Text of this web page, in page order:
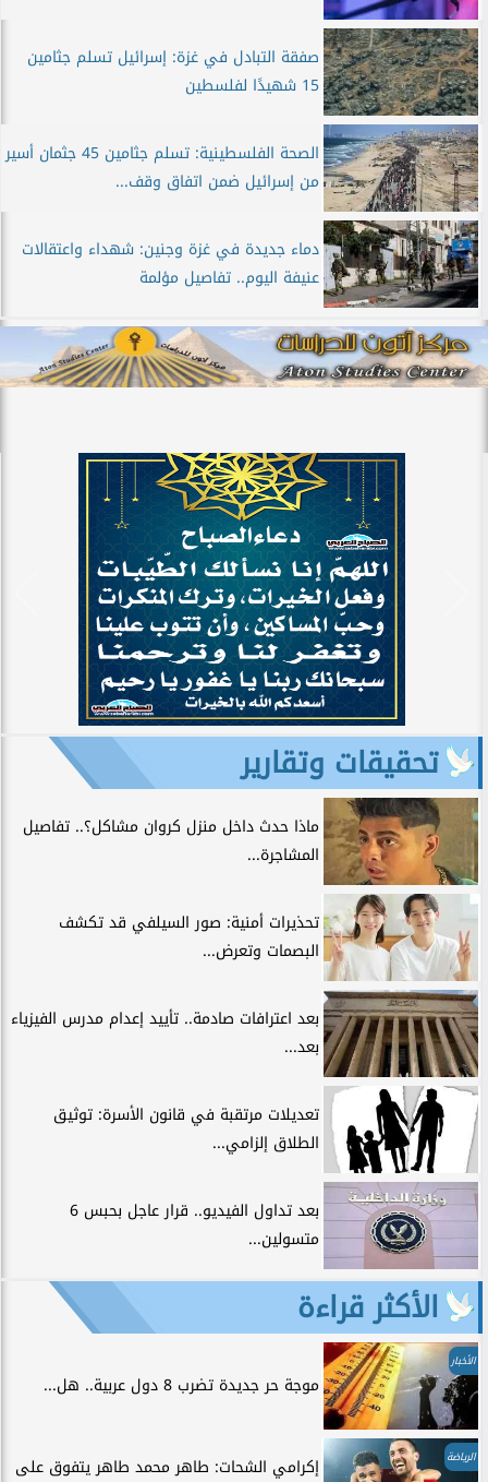
صفقة التبادل في غزة: إسرائيل تسلم جثامين
15 شهيدًا لفلسطين
الصحة الفلسطينية: تسلم جثامين 45 جثمان أسير
من إسرائيل ضمن اتفاق وقف...
دماء جديدة في غزة وجنين: شهداء واعتقالات
عنيفة اليوم.. تفاصيل مؤلمة
تحقيقات وتقارير
ماذا حدث داخل منزل كروان مشاكل؟.. تفاصيل
المشاجرة...
تحذيرات أمنية: صور السيلفي قد تكشف
البصمات وتعرض...
بعد اعترافات صادمة.. تأييد إعدام مدرس الفيزياء
بعد...
تعديلات مرتقبة في قانون الأسرة: توثيق
الطلاق إلزامي...
بعد تداول الفيديو.. قرار عاجل بحبس 6
متسولين...
الأكثر قراءة
الأخبار
موجة حر جديدة تضرب 8 دول عربية.. هل...
الرياضة
إكرامي الشحات: طاهر محمد طاهر يتفوق على